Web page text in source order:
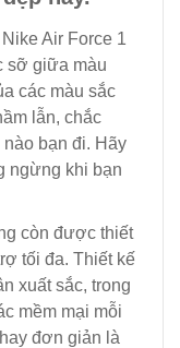
Air Force 1
sỡ giữa màu
các màu sắc
lẫn, chắc
bạn đi. Hãy
ngừng khi bạn
còn được thiết
tối đa. Thiết kế
xuất sắc, trong
mềm mại mỗi
đơn giản là